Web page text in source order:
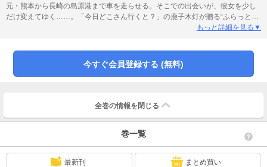
元・熊本から長崎の島原港まで車を走らせる。そこでの出会いが、彼女を少し
だけ変えてゆく……。「今日どこさん行くと？」の鹿子木灯が贈る“ふらっとの
もっと詳細を見る▼
今すぐ会員登録する (無料)
全巻の情報を 閉じる
巻一覧
最新刊 まとめ買い